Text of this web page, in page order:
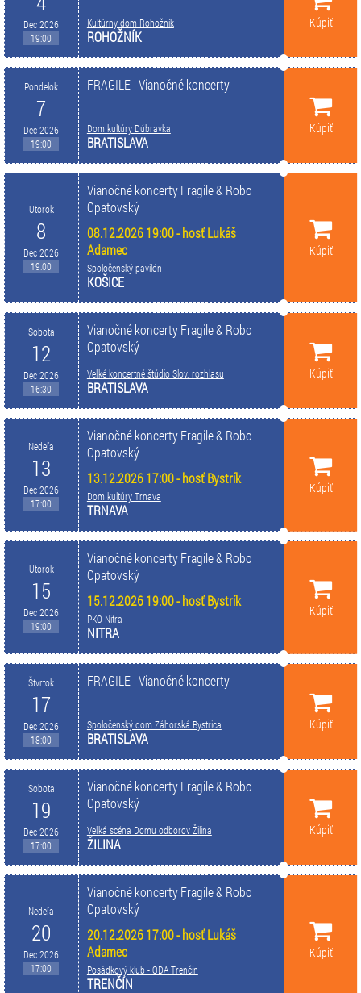
Dec 2026
19:00
Kultúrny dom Rohožník
ROHOŽNÍK
Kúpiť
Pondelok
7
Dec 2026
19:00
FRAGILE - Vianočné koncerty
Dom kultúry Dúbravka
BRATISLAVA
Kúpiť
Utorok
8
Dec 2026
19:00
Vianočné koncerty Fragile & Robo
Opatovský
08.12.2026 19:00 - hosť Lukáš
Adamec
Spoločenský pavilón
KOŠICE
Kúpiť
Sobota
12
Dec 2026
16:30
Vianočné koncerty Fragile & Robo
Opatovský
Veľké koncertné štúdio Slov. rozhlasu
BRATISLAVA
Kúpiť
Nedeľa
13
Dec 2026
17:00
Vianočné koncerty Fragile & Robo
Opatovský
13.12.2026 17:00 - hosť Bystrík
Dom kultúry Trnava
TRNAVA
Kúpiť
Utorok
15
Dec 2026
19:00
Vianočné koncerty Fragile & Robo
Opatovský
15.12.2026 19:00 - hosť Bystrík
PKO Nitra
NITRA
Kúpiť
Štvrtok
17
Dec 2026
18:00
FRAGILE - Vianočné koncerty
Spoločenský dom Záhorská Bystrica
BRATISLAVA
Kúpiť
Sobota
19
Dec 2026
17:00
Vianočné koncerty Fragile & Robo
Opatovský
Veľká scéna Domu odborov Žilina
ŽILINA
Kúpiť
Nedeľa
20
Dec 2026
17:00
Vianočné koncerty Fragile & Robo
Opatovský
20.12.2026 17:00 - hosť Lukáš
Adamec
Posádkový klub - ODA Trenčín
TRENČÍN
Kúpiť